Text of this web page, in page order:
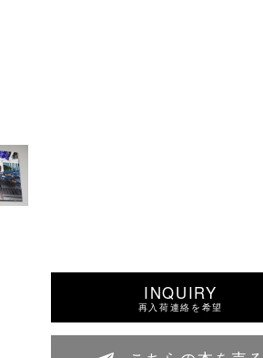
INQUIRY
再入荷連絡を希望